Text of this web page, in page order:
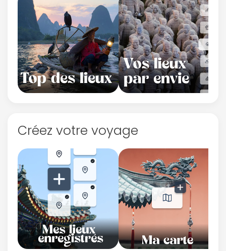
Créez votre voyage